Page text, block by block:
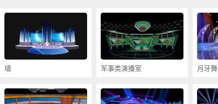
墙 军事类演播室 月牙